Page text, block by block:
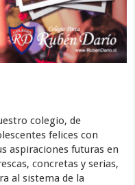
colegio, de
felices con
aspiraciones futuras en
concretas y serias,
al sistema de la